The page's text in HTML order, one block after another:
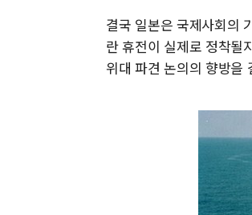
결국 일본은 국제사회의
란 휴전이 실제로 정착될
위대 파견 논의의 향방을